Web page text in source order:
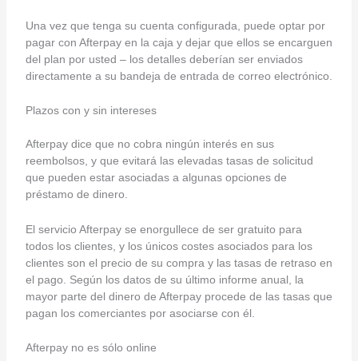
Una vez que tenga su cuenta configurada, puede optar por
pagar con Afterpay en la caja y dejar que ellos se encarguen
del plan por usted – los detalles deberían ser enviados
directamente a su bandeja de entrada de correo electrónico.
Plazos con y sin intereses
Afterpay dice que no cobra ningún interés en sus
reembolsos, y que evitará las elevadas tasas de solicitud
que pueden estar asociadas a algunas opciones de
préstamo de dinero.
El servicio Afterpay se enorgullece de ser gratuito para
todos los clientes, y los únicos costes asociados para los
clientes son el precio de su compra y las tasas de retraso en
el pago. Según los datos de su último informe anual, la
mayor parte del dinero de Afterpay procede de las tasas que
pagan los comerciantes por asociarse con él.
Afterpay no es sólo online